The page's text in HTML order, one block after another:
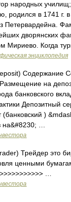
народных
родился в 1741 г.
Петервардейна.
дворянских
Мириево. Когда
энциклопедия
Содержание
на
банковского
Депозитный
)
…
Трейдер это
ценными
…